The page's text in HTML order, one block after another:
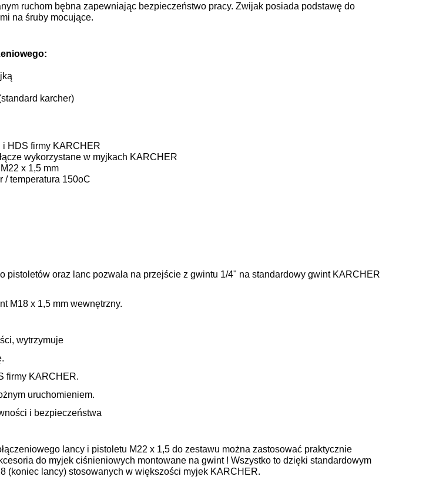
ruchom bębna zapewniając bezpieczeństwo pracy. Zwijak posiada podstawę do
na śruby mocujące.
karcher)
i HDS firmy KARCHER
wykorzystane w myjkach KARCHER
x 1,5 mm
/ temperatura 150oC
pistoletów oraz lanc pozwala na przejście z gwintu 1/4" na standardowy gwint KARCHER
M18 x 1,5 mm wewnętrzny.
wytrzymuje
firmy KARCHER.
uruchomieniem.
i bezpieczeństwa
lancy i pistoletu M22 x 1,5 do zestawu można zastosować praktycznie
do myjek ciśnieniowych montowane na gwint ! Wszystko to dzięki standardowym
(koniec lancy) stosowanych w większości myjek KARCHER.